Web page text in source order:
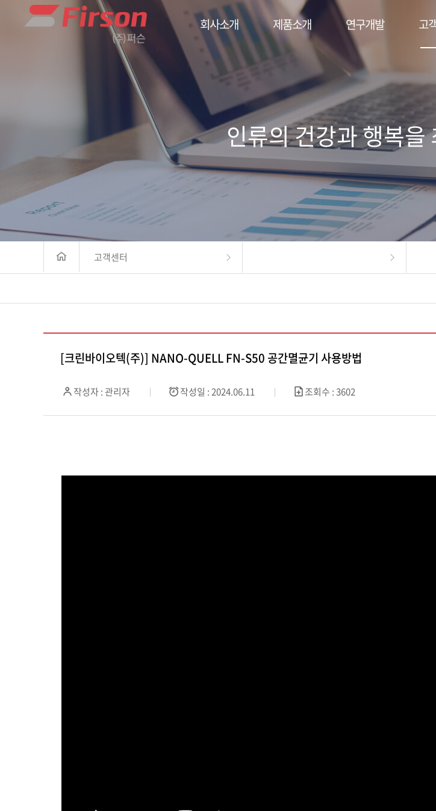
회사소개 제품소개 연구개발 고
인류의 건강과 행복을
고객센터
[크린바이오텍(주)] NANO-QUELL FN-S50 공간멸균기 사용방법
작성자 : 관리자 작성일 : 2024.06.11 조회수 : 3602